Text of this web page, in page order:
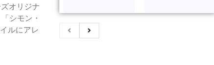
オリジナ
シモン・
ルにアレ